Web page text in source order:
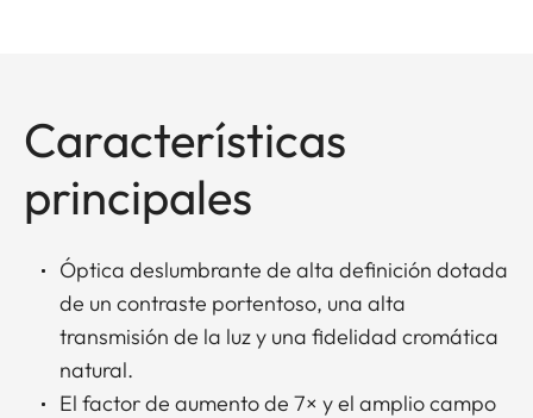
Características
principales
Óptica deslumbrante de alta definición dotada
de un contraste portentoso, una alta
transmisión de la luz y una fidelidad cromática
natural.
El factor de aumento de 7× y el amplio campo